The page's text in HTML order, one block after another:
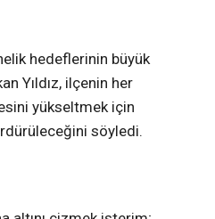
hedeflerinin büyük
Yıldız, ilçenin her
yükseltmek için
söyledi.